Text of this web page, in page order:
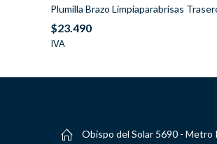
Plumilla Brazo Limpiaparabrisas
$23.490
IVA
Obispo del Solar 5690 - Metro